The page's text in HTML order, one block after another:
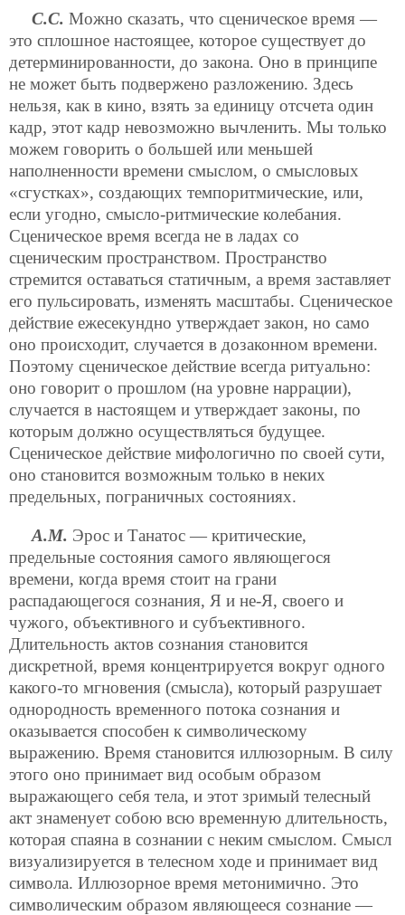
С.С. Можно сказать, что сценическое время —
это сплошное настоящее, которое существует до
детерминированности, до закона. Оно в принципе
не может быть подвержено разложению. Здесь
нельзя, как в кино, взять за единицу отсчета один
кадр, этот кадр невозможно вычленить. Мы только
можем говорить о большей или меньшей
наполненности времени смыслом, о смысловых
«сгустках», создающих темпоритмические, или,
если угодно, смысло-ритмические колебания.
Сценическое время всегда не в ладах со
сценическим пространством. Пространство
стремится оставаться статичным, а время заставляет
его пульсировать, изменять масштабы. Сценическое
действие ежесекундно утверждает закон, но само
оно происходит, случается в дозаконном времени.
Поэтому сценическое действие всегда ритуально:
оно говорит о прошлом (на уровне наррации),
случается в настоящем и утверждает законы, по
которым должно осуществляться будущее.
Сценическое действие мифологично по своей сути,
оно становится возможным только в неких
предельных, пограничных состояниях.
А.М. Эрос и Танатос — критические,
предельные состояния самого являющегося
времени, когда время стоит на грани
распадающегося сознания, Я и не-Я, своего и
чужого, объективного и субъективного.
Длительность актов сознания становится
дискретной, время концентрируется вокруг одного
какого-то мгновения (смысла), который разрушает
однородность временного потока сознания и
оказывается способен к символическому
выражению. Время становится иллюзорным. В силу
этого оно принимает вид особым образом
выражающего себя тела, и этот зримый телесный
акт знаменует собою всю временную длительность,
которая спаяна в сознании с неким смыслом. Смысл
визуализируется в телесном ходе и принимает вид
символа. Иллюзорное время метонимично. Это
символическим образом являющееся сознание —